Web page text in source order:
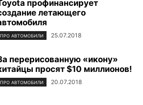
профинансирует
летающего
ПРО АВТОМОБИЛИ 25.07.2018
перерисованную «икону»
просят $10 миллионов!
ПРО АВТОМОБИЛИ 20.07.2018